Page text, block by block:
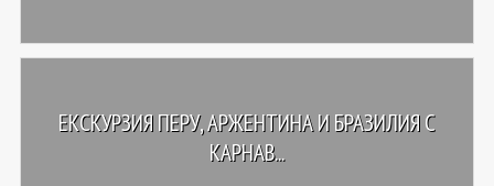
ЕКСКУРЗИЯ ПЕРУ, АРЖЕНТИНА И БРАЗИЛИЯ С
КАРНАВ...